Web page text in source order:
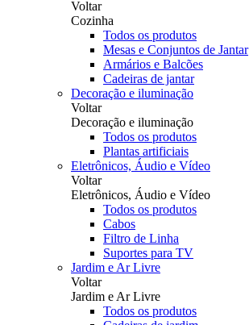
Voltar
Cozinha
Todos os produtos
Mesas e Conjuntos de Jantar
Armários e Balcões
Cadeiras de jantar
Decoração e iluminação
Voltar
Decoração e iluminação
Todos os produtos
Plantas artificiais
Eletrônicos, Áudio e Vídeo
Voltar
Eletrônicos, Áudio e Vídeo
Todos os produtos
Cabos
Filtro de Linha
Suportes para TV
Jardim e Ar Livre
Voltar
Jardim e Ar Livre
Todos os produtos